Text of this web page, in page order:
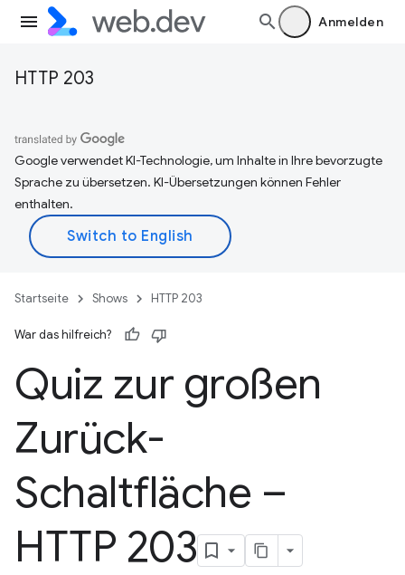
Anmelden
HTTP 203
Google verwendet KI-Technologie, um Inhalte in Ihre bevorzugte
Sprache zu übersetzen. KI-Übersetzungen können Fehler
enthalten.
Startseite Shows HTTP 203
War das hilfreich?
Quiz zur großen
Zurück-
Schaltfläche –
HTTP 203